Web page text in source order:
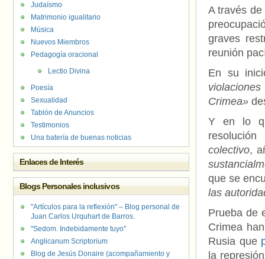
A través de
graves
reunión
En su
Crimea»
Y en lo
resolución
colectivo,
que se
las
Prueba de
Crimea
Rusia que
la
Judaísmo
Matrimonio igualitario
Música
Nuevos Miembros
Pedagogía oracional
Lectio Divina
Poesía
Sexualidad
Tablón de Anuncios
Testimonios
Una batería de buenas noticias
Enlaces de Interés
Blogs Personales inclusivos
"Artículos para la reflexión" – Blog personal de
Juan Carlos Urquhart de Barros.
"Sedom. Indebidamente tuyo"
Anglicanum Scriptorium
Blog de Jesús Donaire (acompañamiento y